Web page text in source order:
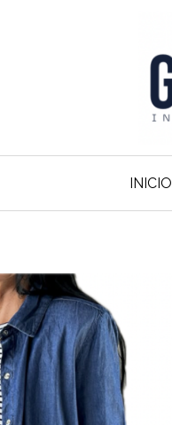
INICIO